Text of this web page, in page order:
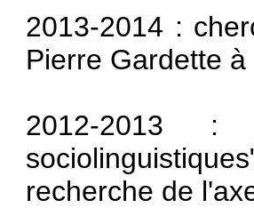
2013-2014 :
Pierre Gardette
2012-2013 :
recherche de